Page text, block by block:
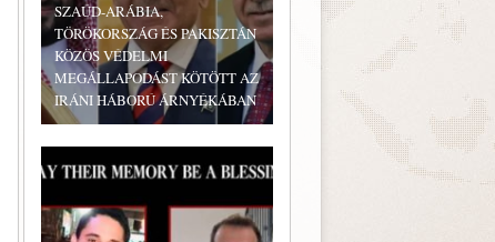
SZAÚD-ARÁBIA,
TÖRÖKORSZÁG ÉS PAKISZTÁN
KÖZÖS VÉDELMI
MEGÁLLAPODÁST KÖTÖTT AZ
IRÁNI HÁBORÚ ÁRNYÉKÁBAN